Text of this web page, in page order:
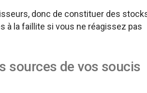
donc de constituer des
à la faillite si vous ne réagissez pas
sources de vos soucis